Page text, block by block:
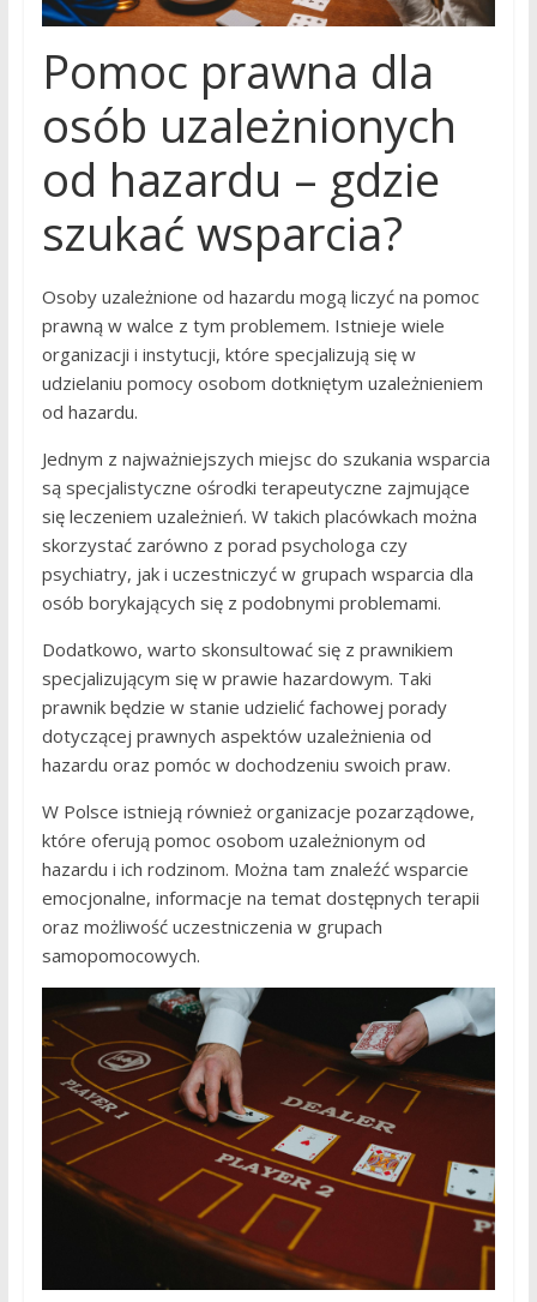
Pomoc prawna dla
osób uzależnionych
od hazardu – gdzie
szukać wsparcia?
Osoby uzależnione od hazardu mogą liczyć na pomoc
prawną w walce z tym problemem. Istnieje wiele
organizacji i instytucji, które specjalizują się w
udzielaniu pomocy osobom dotkniętym uzależnieniem
od hazardu.
Jednym z najważniejszych miejsc do szukania wsparcia
są specjalistyczne ośrodki terapeutyczne zajmujące
się leczeniem uzależnień. W takich placówkach można
skorzystać zarówno z porad psychologa czy
psychiatry, jak i uczestniczyć w grupach wsparcia dla
osób borykających się z podobnymi problemami.
Dodatkowo, warto skonsultować się z prawnikiem
specjalizującym się w prawie hazardowym. Taki
prawnik będzie w stanie udzielić fachowej porady
dotyczącej prawnych aspektów uzależnienia od
hazardu oraz pomóc w dochodzeniu swoich praw.
W Polsce istnieją również organizacje pozarządowe,
które oferują pomoc osobom uzależnionym od
hazardu i ich rodzinom. Można tam znaleźć wsparcie
emocjonalne, informacje na temat dostępnych terapii
oraz możliwość uczestniczenia w grupach
samopomocowych.